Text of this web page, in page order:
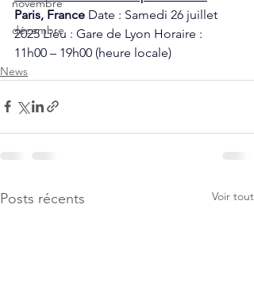
novembre
décembre
Paris, France Date : Samedi 26 juillet
2025 Lieu : Gare de Lyon Horaire :
11h00 – 19h00 (heure locale)
News
Posts récents Voir tout